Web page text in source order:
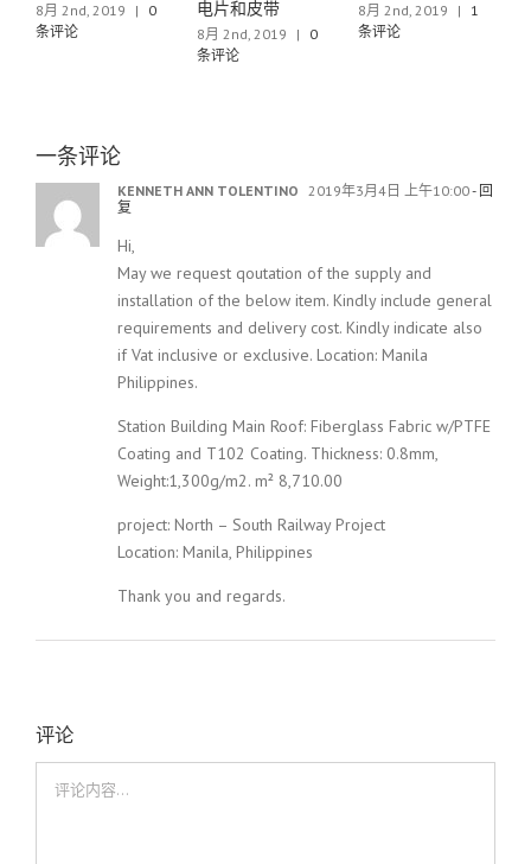
电片和皮带
8月 2nd, 2019
8月 2nd, 2019
条评论
6月 29th, 2019
条评论
一条评论
KENNETH ANN TOLENTINO 2019年3月4日 上午10:00- 回
复
Hi,
May we request qoutation of the supply and
installation of the below item. Kindly include general
requirements and delivery cost. Kindly indicate also
if Vat inclusive or exclusive. Location: Manila
Philippines.
Station Building Main Roof: Fiberglass Fabric w/PTFE
Coating and T102 Coating. Thickness: 0.8mm,
Weight:1,300g/m2. m² 8,710.00
project: North – South Railway Project
Location: Manila, Philippines
Thank you and regards.
评论